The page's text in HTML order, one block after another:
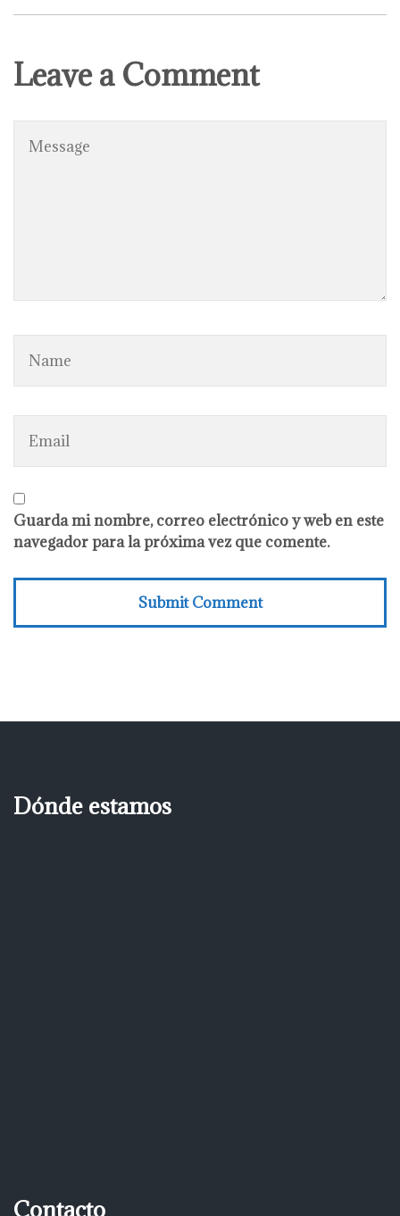
Leave a Comment
Guarda mi nombre, correo electrónico y web en este
navegador para la próxima vez que comente.
Dónde estamos
Contacto